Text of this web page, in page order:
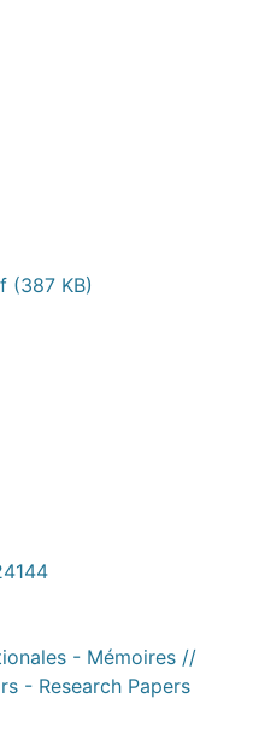
(387 KB)
- Mémoires //
- Research Papers